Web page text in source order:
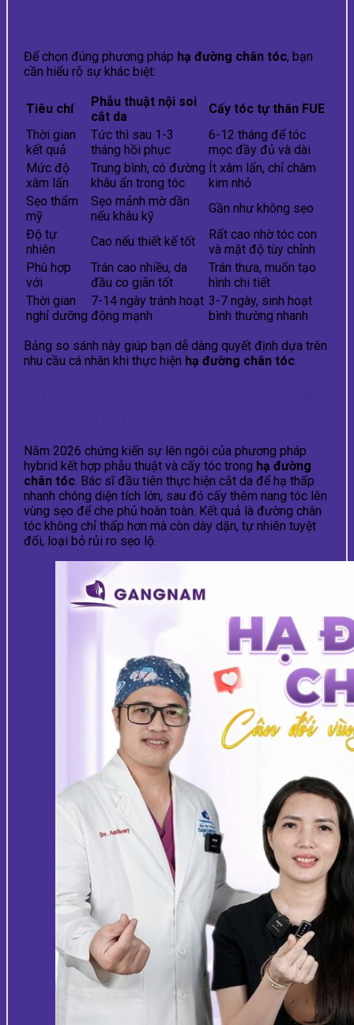
Để chọn đúng phương pháp hạ đường chân tóc, bạn
cần hiểu rõ sự khác biệt:
Tiêu chí
Phẫu thuật nội soi
cắt da
Cấy tóc tự thân FUE
Thời gian
kết quả
Tức thì sau 1-3
tháng hồi phục
6-12 tháng để tóc
mọc đầy đủ và dài
Mức độ
xâm lấn
Trung bình, có đường
khâu ẩn trong tóc
Ít xâm lấn, chỉ châm
kim nhỏ
Sẹo thẩm
mỹ
Sẹo mảnh mờ dần
nếu khâu kỹ
Gần như không sẹo
Độ tự
nhiên
Cao nếu thiết kế tốt
Rất cao nhờ tóc con
và mật độ tùy chỉnh
Phù hợp
với
Trán cao nhiều, da
đầu co giãn tốt
Trán thưa, muốn tạo
hình chi tiết
Thời gian
nghỉ dưỡng
7-14 ngày tránh hoạt
động mạnh
3-7 ngày, sinh hoạt
bình thường nhanh
Bảng so sánh này giúp bạn dễ dàng quyết định dựa trên
nhu cầu cá nhân khi thực hiện hạ đường chân tóc
Năm 2026 chứng kiến sự lên ngôi của phương pháp
hybrid kết hợp phẫu thuật và cấy tóc trong hạ đường
chân tóc. Bác sĩ đầu tiên thực hiện cắt da để hạ thấp
nhanh chóng diện tích lớn, sau đó cấy thêm nang tóc lên
vùng sẹo để che phủ hoàn toàn. Kết quả là đường chân
tóc không chỉ thấp hơn mà còn dày dặn, tự nhiên tuyệt
đối, loại bỏ rủi ro sẹo lộ.